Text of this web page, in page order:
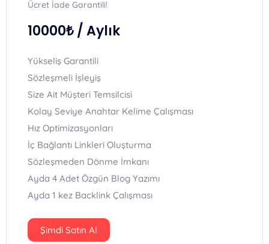
Ücret İade Garantili!
10000₺/ Aylık
Yükseliş Garantili
Sözleşmeli İşleyiş
Size Ait Müşteri Temsilcisi
Kolay Seviye Anahtar Kelime Çalışması
Hız Optimizasyonları
İç Bağlantı Linkleri Oluşturma
Sözleşmeden Dönme İmkanı
Ayda 4 Adet Özgün Blog Yazımı
Ayda 1 kez Backlink Çalışması
Şimdi Satın Al